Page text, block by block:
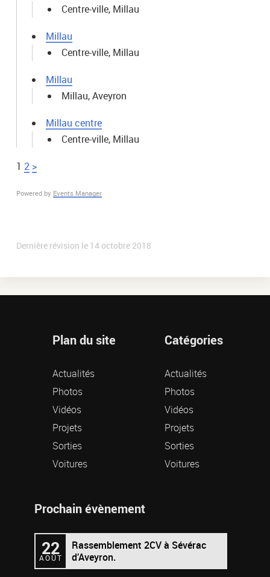
Centre-ville, Millau
Millau
Centre-ville, Millau
Millau
Millau, Aveyron
Millau centre
Centre-ville, Millau
1 2 >
Powered by Events Manager
Dernière révision le 14 octobre 2018
Plan du site
Actualités
Photos
Vidéos
Projets
Sorties
Voitures
Catégories
Actualités
Photos
Vidéos
Projets
Sorties
Voitures
Prochain évènement
22
AOÛT
Rassemblement 2CV à Sévérac
d’Aveyron.